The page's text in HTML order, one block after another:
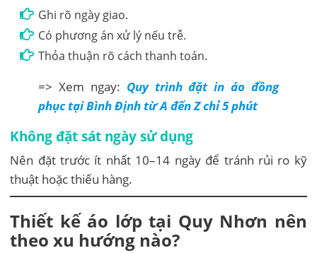
Ghi rõ ngày giao.
Có phương án xử lý nếu trễ.
Thỏa thuận rõ cách thanh toán.
=> Xem ngay: Quy trình đặt in áo đồng
phục tại Bình Định từ A đến Z chỉ 5 phút
Không đặt sát ngày sử dụng
Nên đặt trước ít nhất 10–14 ngày để tránh rủi ro kỹ
thuật hoặc thiếu hàng.
Thiết kế áo lớp tại Quy Nhơn nên
theo xu hướng nào?